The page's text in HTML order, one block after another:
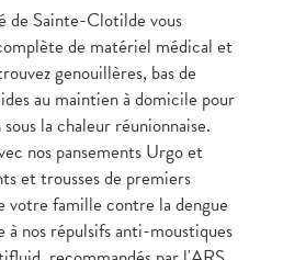
de Sainte-Clotilde vous
de matériel médical et
genouillères, bas de
au maintien à domicile pour
la chaleur réunionnaise.
nos pansements Urgo et
et trousses de premiers
votre famille contre la dengue
nos répulsifs anti-moustiques